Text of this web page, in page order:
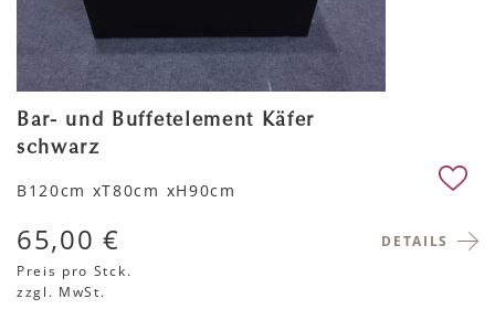
Bar- und Buffetelement Käfer
schwarz
B120cm xT80cm xH90cm
DETAILS
65,00 €
Preis pro Stck.
zzgl. MwSt.